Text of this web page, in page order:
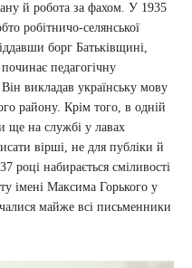
й робота за фахом. У 1935
робітничо-селянської
борг Батьківщині,
педагогічну
викладав українську мову
району. Крім того, в одній
ще на службі у лавах
вірші, не для публіки й
році набирається сміливості
імені Максима Горького у
майже всі письменники